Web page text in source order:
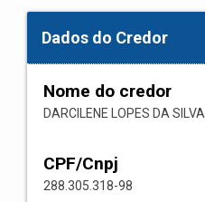
Dados do Credor
Nome do credor
DARCILENE LOPES DA SILVA
CPF/Cnpj
288.305.318-98